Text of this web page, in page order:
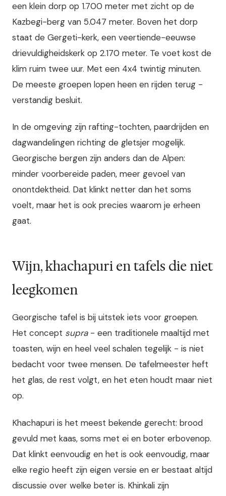
een klein dorp op 1.700 meter met zicht op de
Kazbegi-berg van 5.047 meter. Boven het dorp
staat de Gergeti-kerk, een veertiende-eeuwse
drievuldigheidskerk op 2.170 meter. Te voet kost de
klim ruim twee uur. Met een 4x4 twintig minuten.
De meeste groepen lopen heen en rijden terug -
verstandig besluit.
In de omgeving zijn rafting-tochten, paardrijden en
dagwandelingen richting de gletsjer mogelijk.
Georgische bergen zijn anders dan de Alpen:
minder voorbereide paden, meer gevoel van
onontdektheid. Dat klinkt netter dan het soms
voelt, maar het is ook precies waarom je erheen
gaat.
Wijn, khachapuri en tafels die niet
leegkomen
Georgische tafel is bij uitstek iets voor groepen.
Het concept supra- een traditionele maaltijd met
toasten, wijn en heel veel schalen tegelijk - is niet
bedacht voor twee mensen. De tafelmeester heft
het glas, de rest volgt, en het eten houdt maar niet
op.
Khachapuri is het meest bekende gerecht: brood
gevuld met kaas, soms met ei en boter erbovenop.
Dat klinkt eenvoudig en het is ook eenvoudig, maar
elke regio heeft zijn eigen versie en er bestaat altijd
discussie over welke beter is. Khinkali zijn